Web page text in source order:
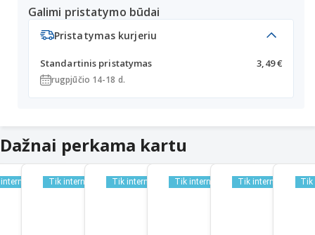
Galimi pristatymo būdai
Pristatymas kurjeriu
Standartinis pristatymas 3,49 €
rugpjūčio 14-18 d.
Dažnai perkama kartu
Tik internetu Tik internetu Tik internetu Tik internetu Tik